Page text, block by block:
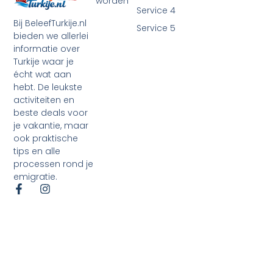
Bij BeleefTurkije.nl
bieden we allerlei
informatie over
Turkije waar je
écht wat aan
hebt. De leukste
activiteiten en
beste deals voor
je vakantie, maar
ook praktische
tips en alle
processen rond je
emigratie.
Service 4
Service 5